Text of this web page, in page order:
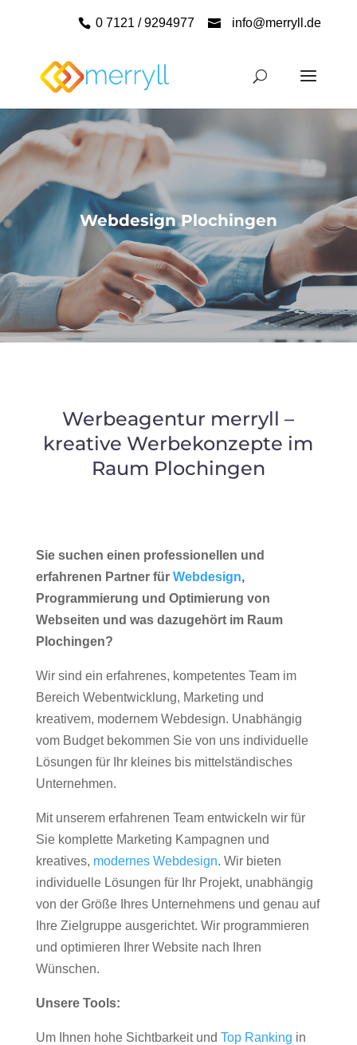
0 7121 / 9294977 info@merryll.de
Webdesign Plochingen
Werbeagentur merryll –
kreative Werbekonzepte im
Raum Plochingen
Sie suchen einen professionellen und
erfahrenen Partner für Webdesign,
Programmierung und Optimierung von
Webseiten und was dazugehört im Raum
Plochingen?
Wir sind ein erfahrenes, kompetentes Team im
Bereich Webentwicklung, Marketing und
kreativem, modernem Webdesign. Unabhängig
vom Budget bekommen Sie von uns individuelle
Lösungen für Ihr kleines bis mittelständisches
Unternehmen.
Mit unserem erfahrenen Team entwickeln wir für
Sie komplette Marketing Kampagnen und
kreatives, modernes Webdesign. Wir bieten
individuelle Lösungen für Ihr Projekt, unabhängig
von der Größe Ihres Unternehmens und genau auf
Ihre Zielgruppe ausgerichtet. Wir programmieren
und optimieren Ihrer Website nach Ihren
Wünschen.
Unsere Tools:
Um Ihnen hohe Sichtbarkeit und Top Ranking in